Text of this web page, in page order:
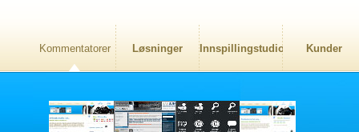
Kommentatorer Løsninger Innspillingstudio Kunder